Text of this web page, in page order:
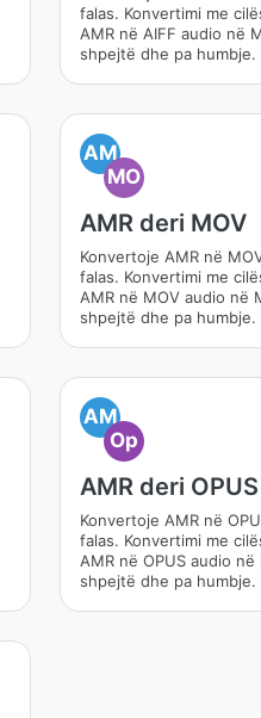
falas. Konvertimi me
AMR në AIFF audio në
shpejtë dhe pa humbje.
AM
MO
AMR deri MOV
Konvertoje AMR në
falas. Konvertimi me
AMR në MOV audio në
shpejtë dhe pa humbje.
AM
Op
AMR deri OPUS
Konvertoje AMR në
falas. Konvertimi me
AMR në OPUS audio
shpejtë dhe pa humbje.